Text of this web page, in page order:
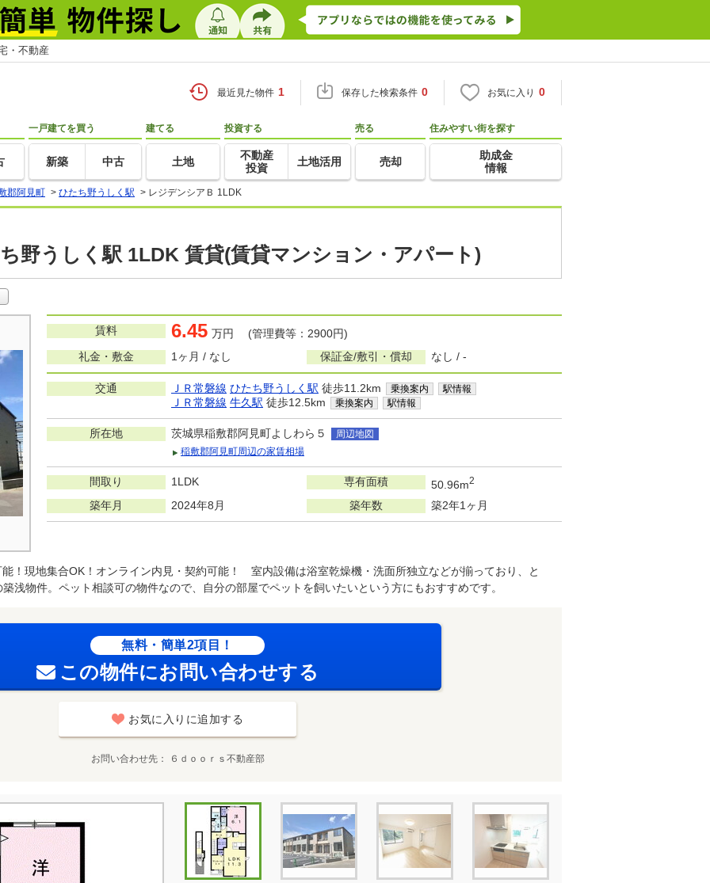
・不動産
最近見た物件 1 保存した検索条件 0 お気に入り 0
一戸建てを買う
新築 中古
建てる
土地
投資する
不動産
投資
土地活用
売る
売却
住みやすい街を探す
助成金
情報
郡阿見町 > ひたち野うしく駅 > レジデンシアＢ 1LDK
野うしく駅 1LDK 賃貸(賃貸マンション・アパート)
賃料 6.45 万円 (管理費等：2900円)
礼金・敷金
1ヶ月 / なし 保証金/敷引・償却 なし / -
交通 ＪＲ常磐線 ひたち野うしく駅 徒歩11.2km 乗換案内 駅情報
ＪＲ常磐線 牛久駅 徒歩12.5km 乗換案内 駅情報
所在地 茨城県稲敷郡阿見町よしわら５
周辺地図
稲敷郡阿見町周辺の家賃相場
間取り 1LDK 専有面積 50.96m2
築年月 2024年8月 築年数 築2年1ヶ月
！現地集合OK！オンライン内見・契約可能！ 室内設備は浴室乾燥機・洗面所独立などが揃っており、と
浅物件。ペット相談可の物件なので、自分の部屋でペットを飼いたいという方にもおすすめです。
無料・簡単2項目！
この物件にお問い合わせする
お気に入りに追加する
お問い合わせ先 ６ｄｏｏｒｓ不動産部